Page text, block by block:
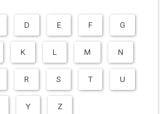
D E F G
K L M N
R S T U
Y Z